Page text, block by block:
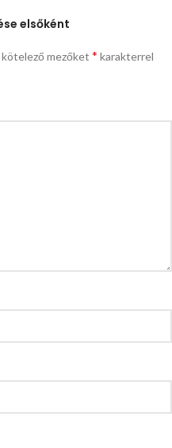
elsőként
mezőket * karakterrel